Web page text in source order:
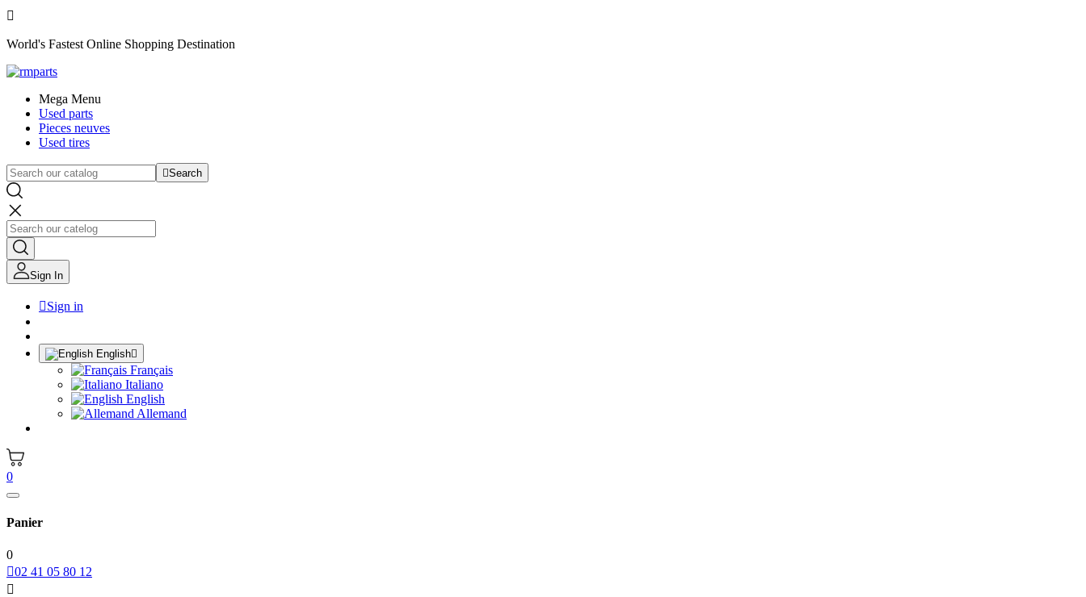

World's Fastest Online Shopping Destination
Mega Menu
Used parts
Pieces neuves
Used tires
Search
Sign In
Sign in
English
Français
Italiano
English
Allemand
0
Panier
0
02 41 05 80 12
